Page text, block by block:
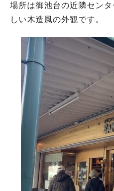
場所は御池台の近隣セン
しい木造風の外観です。